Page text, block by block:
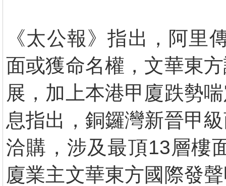
《太公報》指出，阿里
面或獲命名權，文華東
展，加上本港甲廈跌勢
息指出，銅鑼灣新晉甲
洽購，涉及最頂13層樓
廈業主文華東方國際發